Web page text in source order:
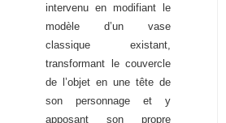
intervenu en modifiant le
modèle d’un vase
classique existant,
transformant le couvercle
de l’objet en une tête de
son personnage et y
apposant son propre